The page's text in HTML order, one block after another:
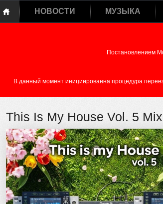
НОВОСТИ МУЗЫКА
Постановлением
В данный момент инициированна процедура
This Is My House Vol. 5